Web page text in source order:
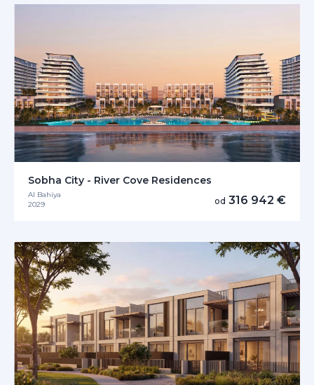
Sobha City - River Cove Residences
Al Bahiya
2029
od 316 942 €